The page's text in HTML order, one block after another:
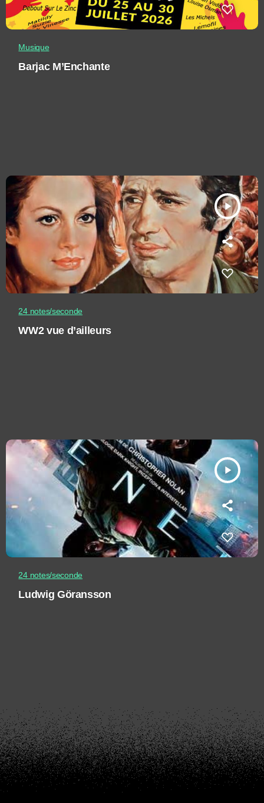
Musique
Barjac M’Enchante
play_arrow
24 notes/seconde
WW2 vue d’ailleurs
play_arrow
24 notes/seconde
Ludwig Göransson